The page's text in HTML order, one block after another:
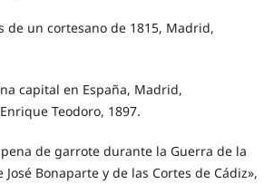
de un cortesano de 1815, Madrid,
capital en España, Madrid,
Teodoro, 1897.
de garrote durante la Guerra de la
Bonaparte y de las Cortes de Cádiz»,